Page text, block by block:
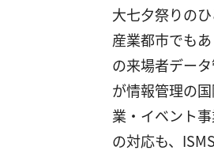
大七夕祭りの
産業都市でも
の来場者デー
が情報管理の
業・イベント
の対応も、